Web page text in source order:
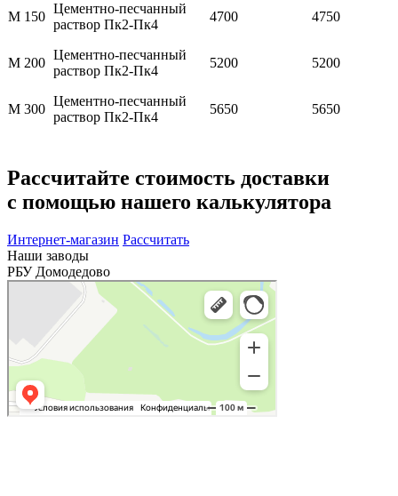
М 150
Цементно-песчанный
раствор Пк2-Пк4
4700 4750
М 200
Цементно-песчанный
раствор Пк2-Пк4
5200 5200
М 300
Цементно-песчанный
раствор Пк2-Пк4
5650 5650
Рассчитайте стоимость доставки
с помощью нашего калькулятора
Интернет-магазин Рассчитать
Наши заводы
РБУ Домодедово